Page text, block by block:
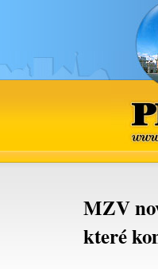
MZV
které